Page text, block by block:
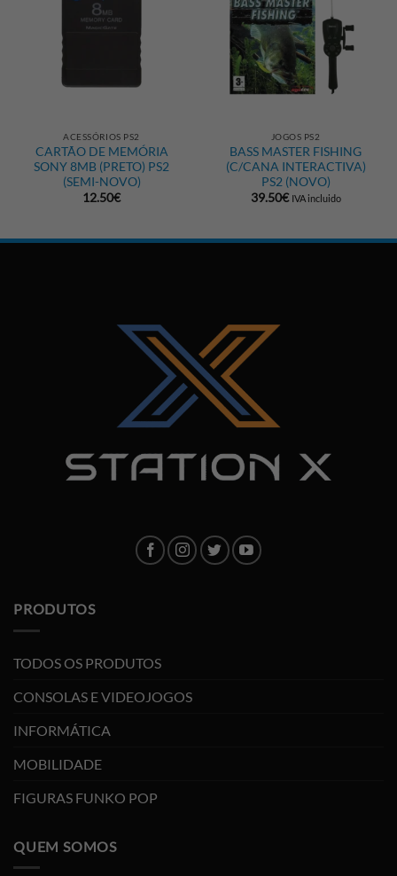
ACESSÓRIOS PS2
CARTÃO DE MEMÓRIA
SONY 8MB (PRETO) PS2
(SEMI-NOVO)
12.50€
JOGOS PS2
BASS MASTER FISHING
(C/CANA INTERACTIVA)
PS2 (NOVO)
39.50€ IVA incluido
PRODUTOS
TODOS OS PRODUTOS
CONSOLAS E VIDEOJOGOS
INFORMÁTICA
MOBILIDADE
FIGURAS FUNKO POP
QUEM SOMOS